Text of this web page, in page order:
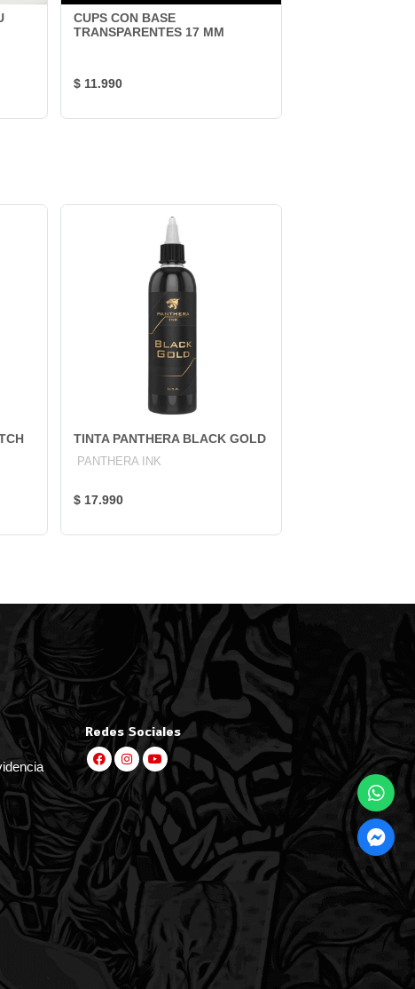
CUPS CON BASE
TRANSPARENTES 17 MM
$ 11.990
TINTA PANTHERA BLACK GOLD
PANTHERA INK
$ 17.990
Redes Sociales